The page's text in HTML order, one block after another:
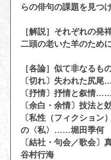
らの俳句の課題を見つ
［解説］それぞれの発
二頭の老いた羊のた
［各論］似て非なるも
〔切れ〕失われた尻
〔抒情〕抒情と叙情
〔余白・余情〕技法
〔私性（フィクション
の〈私〉……堀田季何
〔結社・句会／歌会
谷村行海